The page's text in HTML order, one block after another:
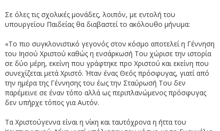
Σε όλες τις σχολικές μονάδες, λοιπόν, με εντολή του
υπουργείου Παιδείας θα διαβαστεί το ακόλουθο μήνυμα:
«Το πιο συγκλονιστικό γεγονός στον κόσμο αποτελεί η Γέννηση
του Ιησού Χριστού καθώς η ενσάρκωσή Του χώρισε την ιστορία
σε δύο μέρη, εκείνη που γράφτηκε προ Χριστού και εκείνη που
συνεχίζεται μετά Χριστό. Ήταν ένας Θεός πρόσφυγας, γιατί από
την ημέρα της Γέννησης του έως την Σταύρωσή Του δεν
παρέμεινε σε έναν τόπο αλλά ως περιπλανώμενος πρόσφυγας
δεν υπήρχε τόπος για Αυτόν.
Τα Χριστούγεννα είναι η νίκη και ταυτόχρονα η ήττα του